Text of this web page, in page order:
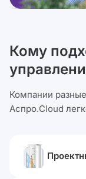
Кому
Компании
Аспро.Cloud